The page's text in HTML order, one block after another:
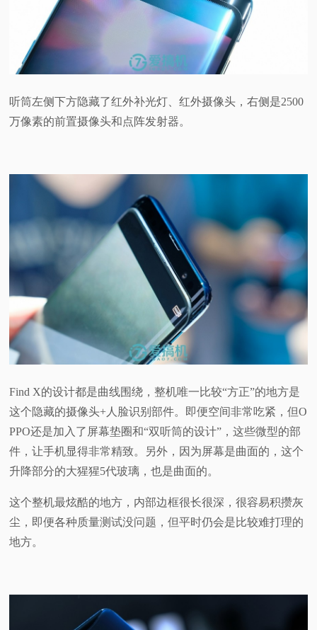
听筒左侧下方隐藏了红外补光灯、红外摄像头，右侧是2500
万像素的前置摄像头和点阵发射器。
Find X的设计都是曲线围绕，整机唯一比较“方正”的地方是
这个隐藏的摄像头+人脸识别部件。即便空间非常吃紧，但O
PPO还是加入了屏幕垫圈和“双听筒的设计”，这些微型的部
件，让手机显得非常精致。另外，因为屏幕是曲面的，这个
升降部分的大猩猩5代玻璃，也是曲面的。
这个整机最炫酷的地方，内部边框很长很深，很容易积攒灰
尘，即便各种质量测试没问题，但平时仍会是比较难打理的
地方。